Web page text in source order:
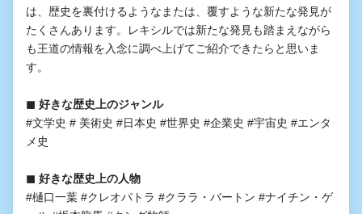
は、歴史を裏付けるようなまたは、覆すような新たな発見が
たくさんあります。レキシルでは新たな発見も踏まえながら
も王道の情報を入念に調べ上げてご紹介できたらと思いま
す。
◼︎ 好きな歴史上のジャンル
#文学史 # 美術史 #日本史 #世界史 #企業史 #宇宙史 #エンタ
メ史
◼︎ 好きな歴史上の人物
#樋口一葉 #クレオパトラ #クララ・バートン #ナイチン・ゲ